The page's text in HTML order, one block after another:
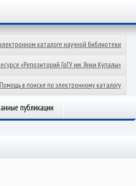
каталоге научной библиотеки
«Репозиторий ГрГУ им. Янки Купалы»
Помощь в поиске по электронному каталогу
публикации